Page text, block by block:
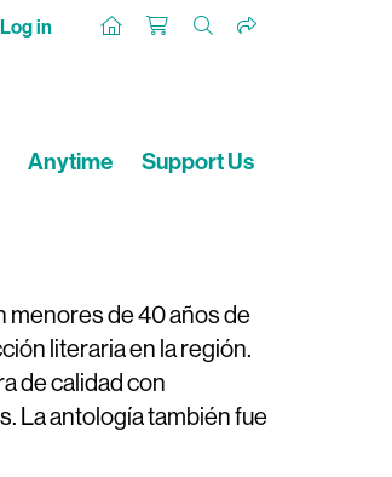
Log in
Anytime Support Us
menores de 40 años de
literaria en la región.
de calidad con
La antología también fue